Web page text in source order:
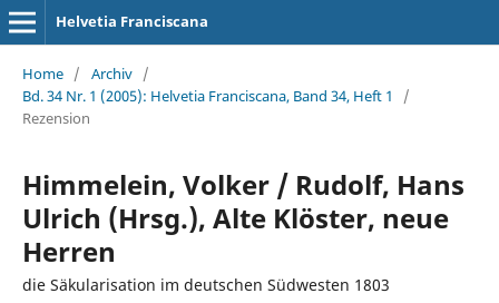
Helvetia Franciscana
Home / Archiv /
Bd. 34 Nr. 1 (2005): Helvetia Franciscana, Band 34, Heft 1
/
Rezension
Himmelein, Volker / Rudolf, Hans
Ulrich (Hrsg.), Alte Klöster, neue
Herren
die Säkularisation im deutschen Südwesten 1803